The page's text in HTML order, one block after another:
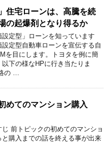
住宅ローンは、高騰を続
の起爆剤となり得るか
定型」ローンを知っています
定型自動車ローンを宣伝する自
を目にします。トヨタを例に簡
下の様なHPに行き当たりま
の …
めてのマンション購入
前トピックの初めてのマンショ
購入までの話を終える事が出来